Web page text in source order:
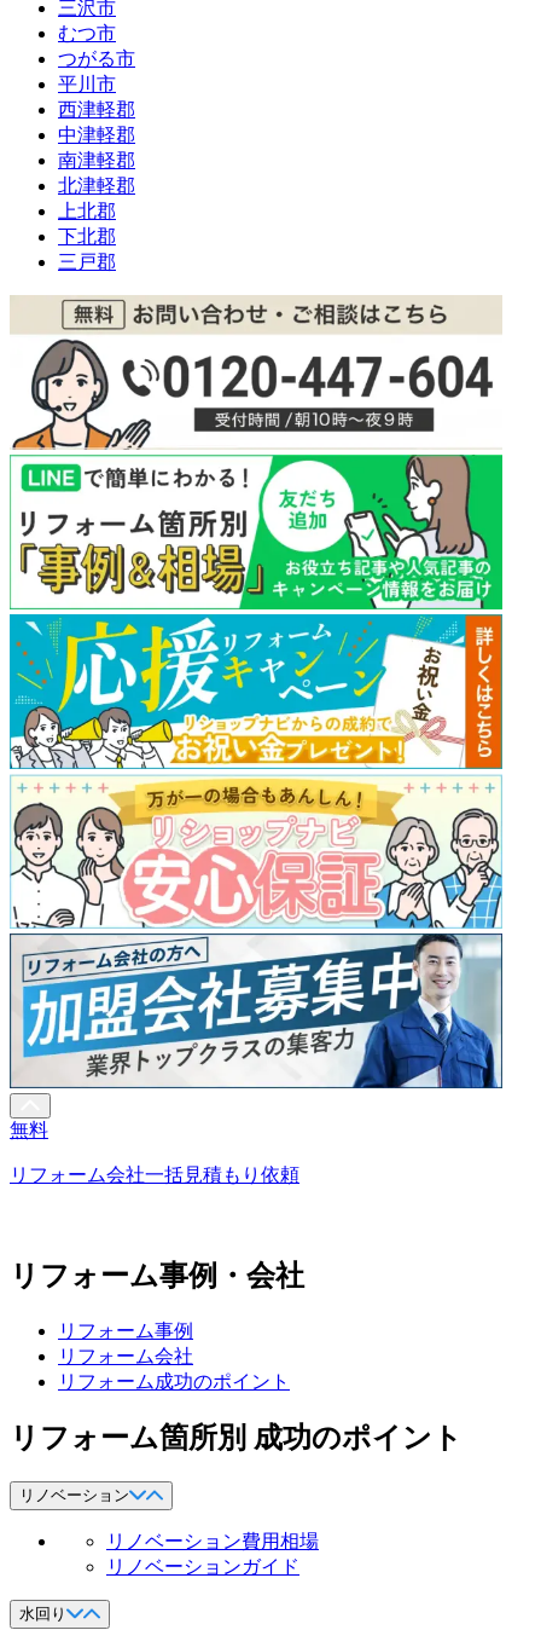
三沢市
むつ市
つがる市
平川市
西津軽郡
中津軽郡
南津軽郡
北津軽郡
上北郡
下北郡
三戸郡
無料
リフォーム会社一括見積もり依頼
リフォーム事例・会社
リフォーム事例
リフォーム会社
リフォーム成功のポイント
リフォーム箇所別 成功のポイント
リノベーション
リノベーション費用相場
リノベーションガイド
水回り